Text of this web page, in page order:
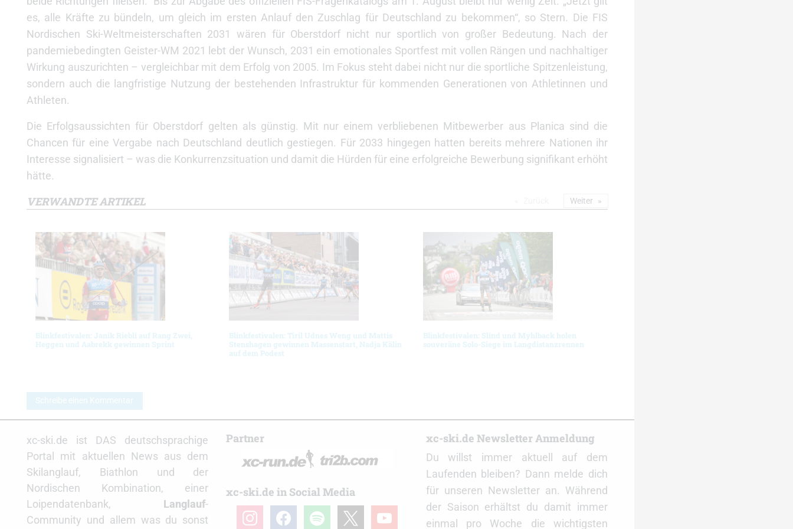
es, alle Kräfte zu bündeln, um gleich im ersten Anlauf den Zuschlag für Deutschland zu bekommen“, so Stern. Die FIS
Nordischen Ski-Weltmeisterschaften 2031 wären für Oberstdorf nicht nur sportlich von großer Bedeutung. Nach der
pandemiebedingten Geister-WM 2021 lebt der Wunsch, 2031 ein emotionales Sportfest mit vollen Rängen und nachhaltiger
Wirkung auszurichten – vergleichbar mit dem Erfolg von 2005. Im Fokus steht dabei nicht nur die sportliche Spitzenleistung,
sondern auch die langfristige Nutzung der bestehenden Infrastruktur für kommenden Generationen von Athletinnen und
Athleten.
Die Erfolgsaussichten für Oberstdorf gelten als günstig. Mit nur einem verbliebenen Mitbewerber aus Planica sind die
Chancen für eine Vergabe nach Deutschland deutlich gestiegen. Für 2033 hingegen hatten bereits mehrere Nationen ihr
Interesse signalisiert – was die Konkurrenzsituation und damit die Hürden für eine erfolgreiche Bewerbung signifikant erhöht
hätte.
VERWANDTE ARTIKEL
Blinkfestivalen: Janik Riebli auf Rang Zwei,
Heggen und Aabrekk gewinnen Sprint
Blinkfestivalen: Tiril Udnes Weng und Mattis
Stenshagen gewinnen Massenstart, Nadja Kälin
auf dem Podest
Blinkfestivalen: Slind und Myhlback holen
souveräne Solo-Siege im Langdistanzrennen
Weiter
Schreibe einen Kommentar
xc-ski.de ist DAS deutschsprachige
Portal mit aktuellen News aus dem
Skilanglauf, Biathlon und der
Nordischen Kombination, einer
Loipendatenbank, Langlauf-
Community und allem was du sonst
Partner
xc-ski.de in Social Media
instagramfacebookspotify youtube
xc-ski.de Newsletter Anmeldung
Du willst immer aktuell auf dem
Laufenden bleiben? Dann melde dich
für unseren Newsletter an. Während
der Saison erhältst du damit immer
einmal pro Woche die wichtigsten